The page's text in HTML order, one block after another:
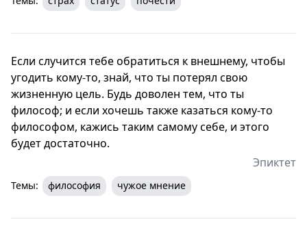
Если случится тебе обратиться к внешнему, чтобы
угодить кому-то, знай, что ты потерял свою
жизненную цель. Будь доволен тем, что ты
философ; и если хочешь также казаться кому-то
философом, кажись таким самому себе, и этого
будет достаточно.
Эпиктет
Темы: философия чужое мнение